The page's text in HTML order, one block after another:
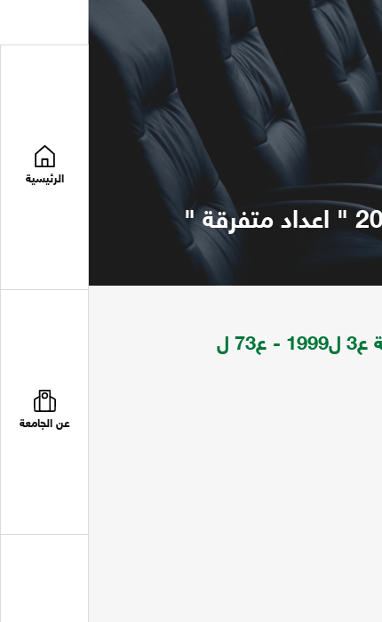
الرئيسية
عن الجامعة
المجلة الاقتصادية تعني بالجانب الاقتصادي للدولة ع3 ل1999 - ع73 ل